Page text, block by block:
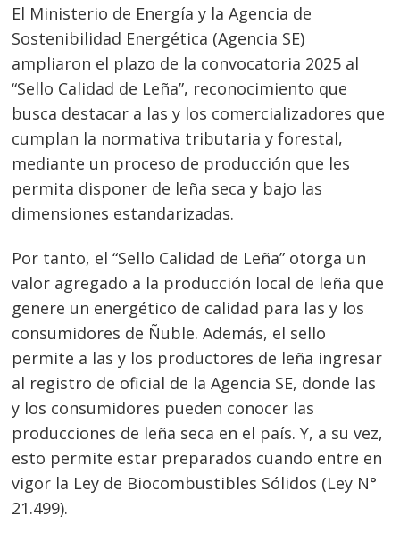
El Ministerio de Energía y la Agencia de
Sostenibilidad Energética (Agencia SE)
ampliaron el plazo de la convocatoria 2025 al
“Sello Calidad de Leña”, reconocimiento que
busca destacar a las y los comercializadores que
cumplan la normativa tributaria y forestal,
mediante un proceso de producción que les
permita disponer de leña seca y bajo las
dimensiones estandarizadas.
Por tanto, el “Sello Calidad de Leña” otorga un
valor agregado a la producción local de leña que
genere un energético de calidad para las y los
consumidores de Ñuble. Además, el sello
permite a las y los productores de leña ingresar
al registro de oficial de la Agencia SE, donde las
y los consumidores pueden conocer las
producciones de leña seca en el país. Y, a su vez,
esto permite estar preparados cuando entre en
vigor la Ley de Biocombustibles Sólidos (Ley N°
21.499).